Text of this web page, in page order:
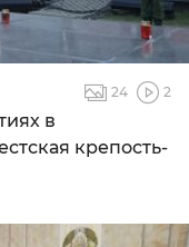
24 2
в
крепость-